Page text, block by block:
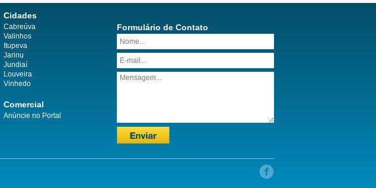
Cidades
Cabreúva
Valinhos
Itupeva
Jarinu
Jundiaí
Louveira
Vinhedo
Comercial
Anúncie no Portal
Formulário de Contato